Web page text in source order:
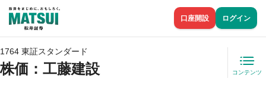
口座開設 ログイン
1764 東証スタンダード
株価 ：工藤建設 コンテンツ